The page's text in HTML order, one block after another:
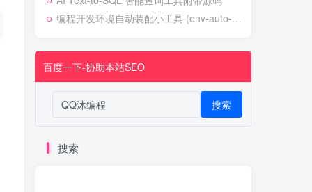
编程开发环境自动装配小工具 (env-auto-setup)
百度一下-协助本站SEO
搜索
搜索